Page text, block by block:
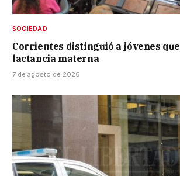
SOCIEDAD
Corrientes distinguió a jóvenes
lactancia materna
7 de agosto de 2026